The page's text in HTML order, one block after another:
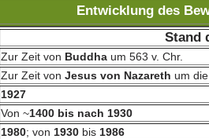
Entwicklung des
Stand
Zur Zeit von Buddha um 563 v. Chr.
Zur Zeit vonJesus von Nazareth um
1927
Von ~1400 bis nach 1930
1980; von 1930 bis 1986